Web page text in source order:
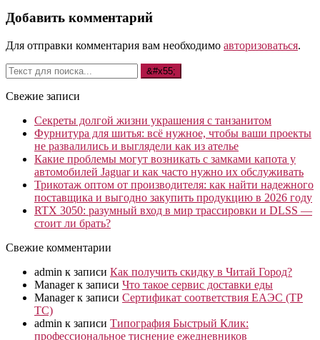
Добавить комментарий
Для отправки комментария вам необходимо авторизоваться.
Свежие записи
Секреты долгой жизни украшения с танзанитом
Фурнитура для шитья: всё нужное, чтобы ваши проекты
не развалились и выглядели как из ателье
Какие проблемы могут возникать с замками капота у
автомобилей Jaguar и как часто нужно их обслуживать
Трикотаж оптом от производителя: как найти надежного
поставщика и выгодно закупить продукцию в 2026 году
RTX 3050: разумный вход в мир трассировки и DLSS —
стоит ли брать?
Свежие комментарии
admin к записи Как получить скидку в Читай Город?
Managerк записи Что такое сервис доставки еды
Managerк записи Сертификат соответствия ЕАЭС (ТР
ТС)
admin к записи Типография Быстрый Клик:
профессиональное тиснение ежедневников